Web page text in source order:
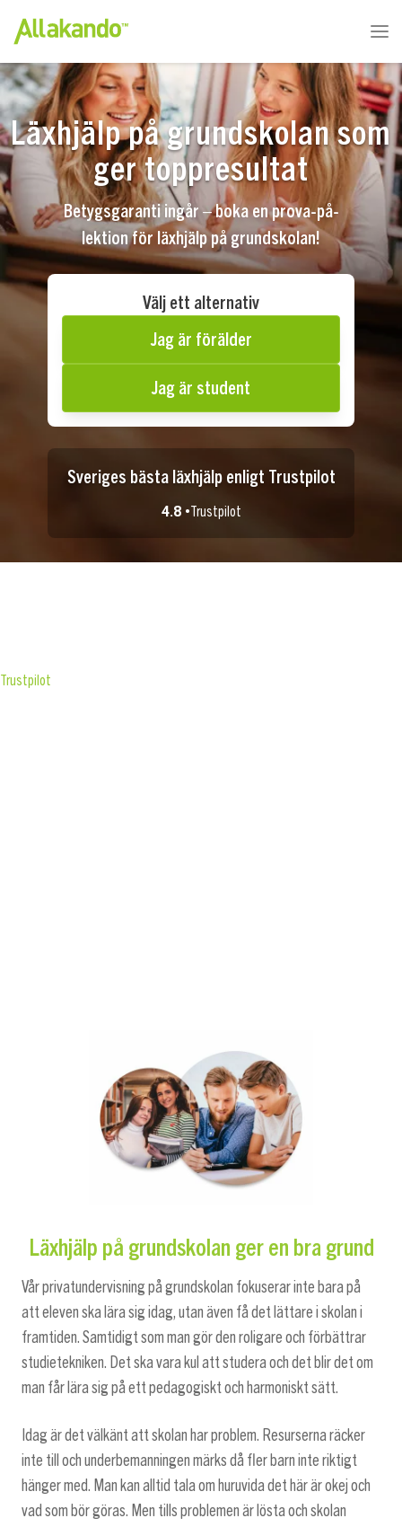
Läxhjälp på grundskolan som
ger toppresultat
Betygsgaranti ingår – boka en prova-på-
lektion för läxhjälp på grundskolan!
Välj ett alternativ
Jag är förälder
Jag är student
Sveriges bästa läxhjälp enligt Trustpilot
4.8 •Trustpilot
Trustpilot
Läxhjälp på grundskolan ger en bra grund
Vår privatundervisning på grundskolan fokuserar inte bara på
att eleven ska lära sig idag, utan även få det lättare i skolan i
framtiden. Samtidigt som man gör den roligare och förbättrar
studietekniken. Det ska vara kul att studera och det blir det om
man får lära sig på ett pedagogiskt och harmoniskt sätt.
Idag är det välkänt att skolan har problem. Resurserna räcker
inte till och underbemanningen märks då fler barn inte riktigt
hänger med. Man kan alltid tala om huruvida det här är okej och
vad som bör göras. Men tills problemen är lösta och skolan